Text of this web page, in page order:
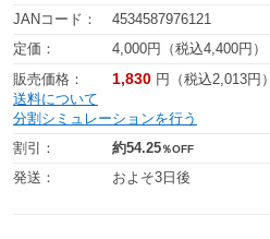
JANコード：
4534587976121
定価：
4,000円（税込4,400円）
販売価格：
1,830 円（税込2,013円）
送料について
分割シミュレーションを行う
割引：
約54.25％OFF
発送： およそ3日後